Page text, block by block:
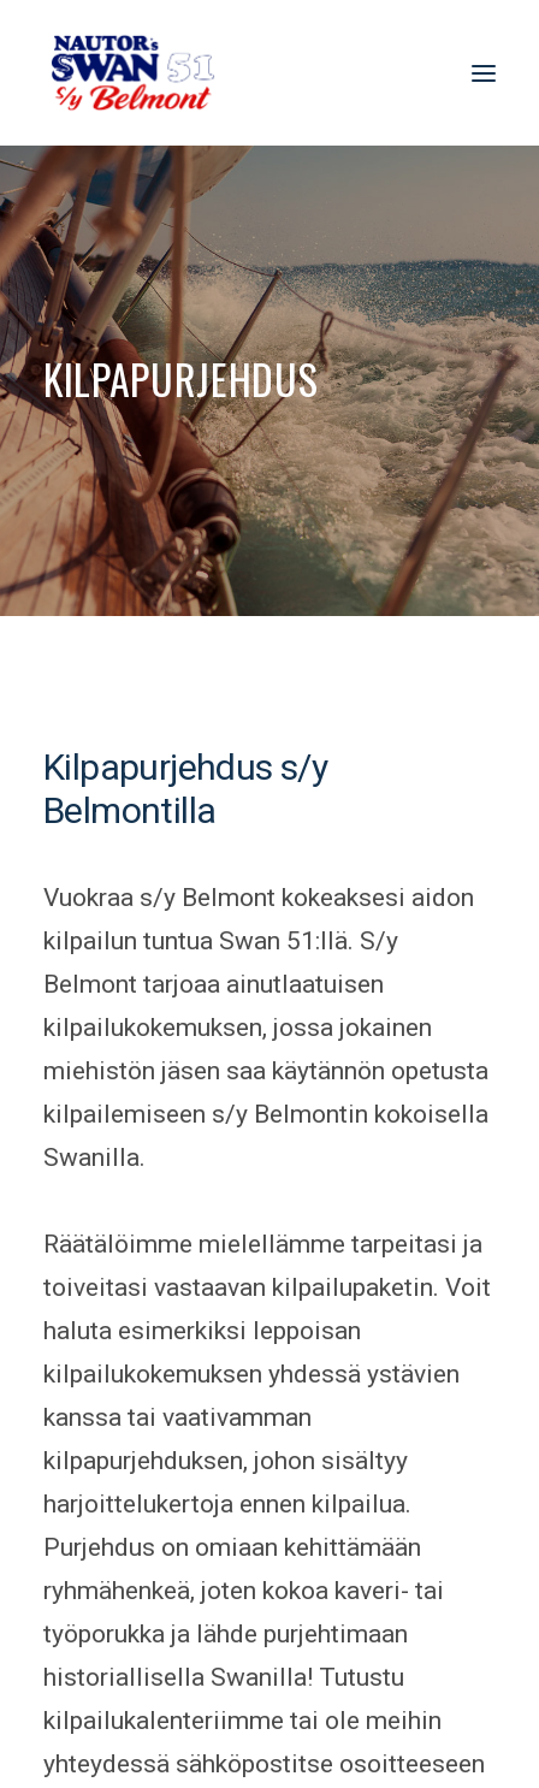
KILPAPURJEHDUS
Kilpapurjehdus s/y
Belmontilla
Vuokraa s/y Belmont kokeaksesi aidon
kilpailun tuntua Swan 51:llä. S/y
Belmont tarjoaa ainutlaatuisen
kilpailukokemuksen, jossa jokainen
miehistön jäsen saa käytännön opetusta
kilpailemiseen s/y Belmontin kokoisella
Swanilla.
Räätälöimme mielellämme tarpeitasi ja
toiveitasi vastaavan kilpailupaketin. Voit
haluta esimerkiksi leppoisan
kilpailukokemuksen yhdessä ystävien
kanssa tai vaativamman
kilpapurjehduksen, johon sisältyy
harjoittelukertoja ennen kilpailua.
Purjehdus on omiaan kehittämään
ryhmähenkeä, joten kokoa kaveri- tai
työporukka ja lähde purjehtimaan
historiallisella Swanilla! Tutustu
kilpailukalenteriimme tai ole meihin
yhteydessä sähköpostitse osoitteeseen